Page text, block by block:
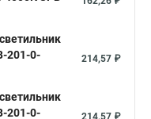
201-0-
214,57 ₽
201-0-
214,57 ₽